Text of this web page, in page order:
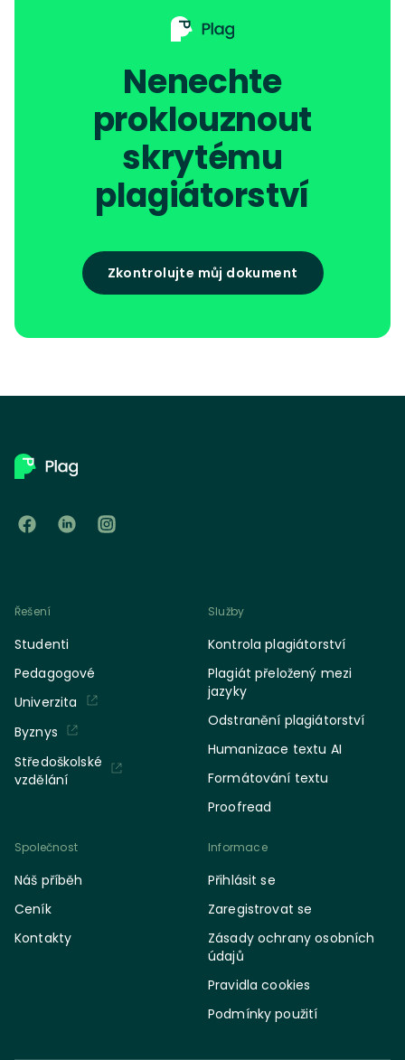
Nenechte
proklouznout
skrytému
plagiátorství
Zkontrolujte můj dokument
Řešení
Studenti
Pedagogové
Univerzita
Byznys
Středoškolské
vzdělání
Služby
Kontrola plagiátorství
Plagiát přeložený mezi
jazyky
Odstranění plagiátorství
Humanizace textu AI
Formátování textu
Proofread
Společnost
Náš příběh
Ceník
Kontakty
Informace
Přihlásit se
Zaregistrovat se
Zásady ochrany osobních
údajů
Pravidla cookies
Podmínky použití